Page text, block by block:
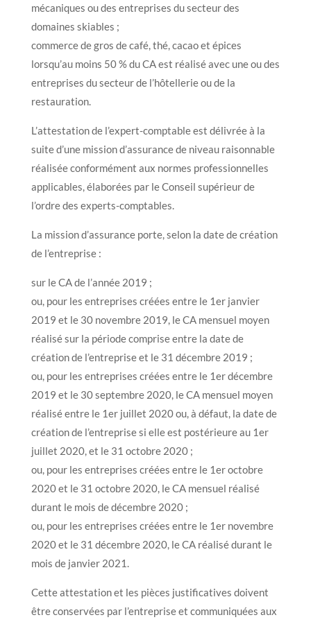
mécaniques ou des entreprises du secteur des
domaines skiables ;
commerce de gros de café, thé, cacao et épices
lorsqu’au moins 50 % du CA est réalisé avec une ou des
entreprises du secteur de l’hôtellerie ou de la
restauration.
L’attestation de l’expert-comptable est délivrée à la
suite d’une mission d’assurance de niveau raisonnable
réalisée conformément aux normes professionnelles
applicables, élaborées par le Conseil supérieur de
l’ordre des experts-comptables.
La mission d’assurance porte, selon la date de création
de l’entreprise :
sur le CA de l’année 2019 ;
ou, pour les entreprises créées entre le 1er janvier
2019 et le 30 novembre 2019, le CA mensuel moyen
réalisé sur la période comprise entre la date de
création de l’entreprise et le 31 décembre 2019 ;
ou, pour les entreprises créées entre le 1er décembre
2019 et le 30 septembre 2020, le CA mensuel moyen
réalisé entre le 1er juillet 2020 ou, à défaut, la date de
création de l’entreprise si elle est postérieure au 1er
juillet 2020, et le 31 octobre 2020 ;
ou, pour les entreprises créées entre le 1er octobre
2020 et le 31 octobre 2020, le CA mensuel réalisé
durant le mois de décembre 2020 ;
ou, pour les entreprises créées entre le 1er novembre
2020 et le 31 décembre 2020, le CA réalisé durant le
mois de janvier 2021.
Cette attestation et les pièces justificatives doivent
être conservées par l’entreprise et communiquées aux